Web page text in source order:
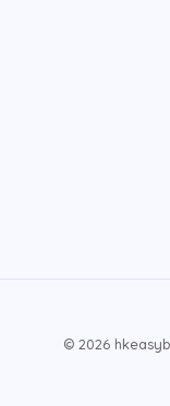
© 2026